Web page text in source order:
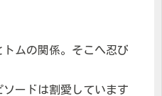
ムの関係。そこへ忍び
ードは割愛しています